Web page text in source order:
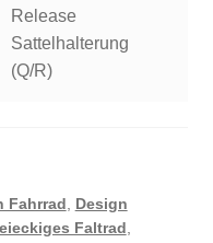
Release
Sattelhalterung
(Q/R)
Fahrrad
Design
Faltrad